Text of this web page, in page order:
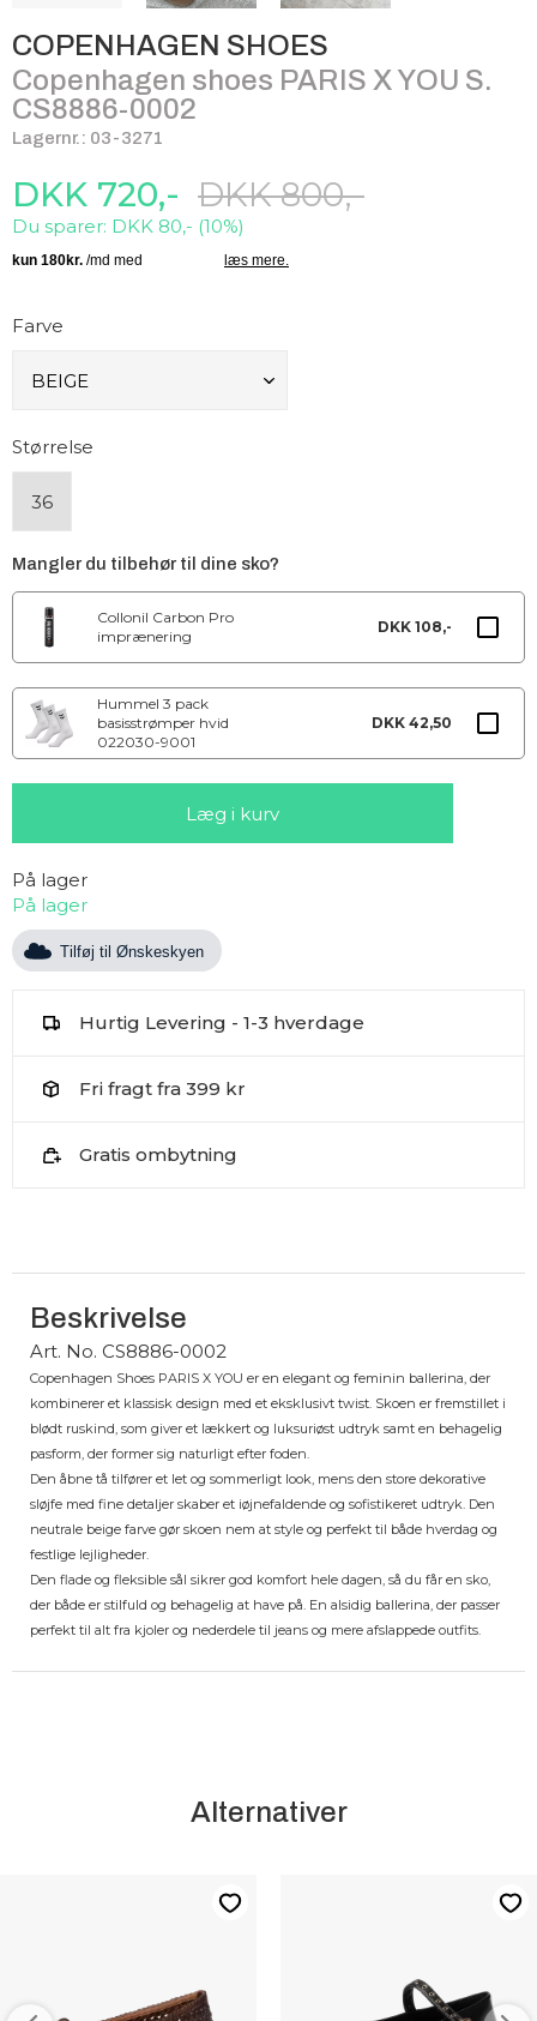
COPENHAGEN SHOES
Copenhagen shoes PARIS X YOU S.
CS8886-0002
Lagernr.: 03-3271
DKK 800,-
Du sparer: DKK 80,- (10%)
DKK 720,-
Farve
Størrelse
36
Mangler du tilbehør til dine sko?
Collonil Carbon Pro
imprænering
DKK 108,-
Hummel 3 pack
basisstrømper hvid
022030-9001
DKK 42,50
På lager
På lager
Tilføj til Ønskeskyen
Hurtig Levering - 1-3 hverdage
Fri fragt fra 399 kr
Gratis ombytning
Beskrivelse
Art. No. CS8886-0002
Copenhagen Shoes PARIS X YOU er en elegant og feminin ballerina, der
kombinerer et klassisk design med et eksklusivt twist. Skoen er fremstillet i
blødt ruskind, som giver et lækkert og luksuriøst udtryk samt en behagelig
pasform, der former sig naturligt efter foden.
Den åbne tå tilfører et let og sommerligt look, mens den store dekorative
sløjfe med fine detaljer skaber et iøjnefaldende og sofistikeret udtryk. Den
neutrale beige farve gør skoen nem at style og perfekt til både hverdag og
festlige lejligheder.
Den flade og fleksible sål sikrer god komfort hele dagen, så du får en sko,
der både er stilfuld og behagelig at have på. En alsidig ballerina, der passer
perfekt til alt fra kjoler og nederdele til jeans og mere afslappede outfits.
Alternativer